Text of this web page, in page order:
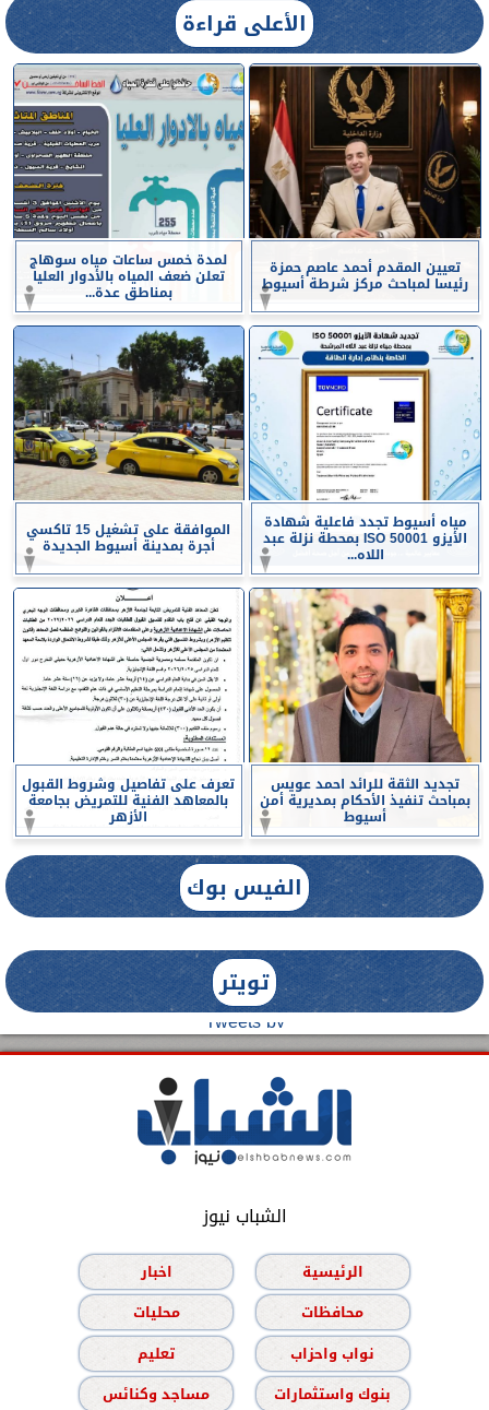
الأعلى قراءة
تعيين المقدم أحمد عاصم حمزة
رئيسا لمباحث مركز شرطة أسيوط
لمدة خمس ساعات مياه سوهاج
تعلن ضعف المياه بالأدوار العليا
بمناطق عدة...
مياه أسيوط تجدد فاعلية شهادة
الأيزو ISO 50001 بمحطة نزلة عبد
اللاه...
الموافقة على تشغيل 15 تاكسي
أجرة بمدينة أسيوط الجديدة
تجديد الثقة للرائد احمد عويس
بمباحث تنفيذ الأحكام بمديرية أمن
أسيوط
تعرف على تفاصيل وشروط القبول
بالمعاهد الفنية للتمريض بجامعة
الأزهر
الفيس بوك
تويتر
Tweets by
الشباب نيوز
الرئيسية
اخبار
محافظات
محليات
نواب واحزاب
تعليم
بنوك واستثمارات
مساجد وكنائس